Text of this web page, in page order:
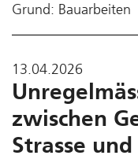
Grund: Bauarbeiten
13.04.2026
zwischen
Strasse